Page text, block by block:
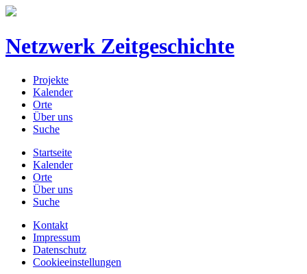
Netzwerk Zeitgeschichte
Projekte
Kalender
Orte
Über uns
Suche
Startseite
Kalender
Orte
Über uns
Suche
Kontakt
Impressum
Datenschutz
Cookieeinstellungen